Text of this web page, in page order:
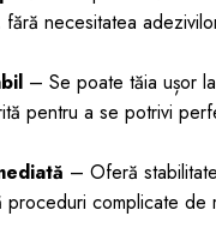
necesitatea
– Se poate tăia ușor la
pentru a se potrivi
– Oferă stabilitate
proceduri complicate de